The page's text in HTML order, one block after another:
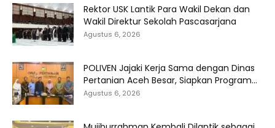
Rektor USK Lantik Para Wakil Dekan dan
Wakil Direktur Sekolah Pascasarjana
Agustus 6, 2026
POLIVEN Jajaki Kerja Sama dengan Dinas
Pertanian Aceh Besar, Siapkan Program...
Agustus 6, 2026